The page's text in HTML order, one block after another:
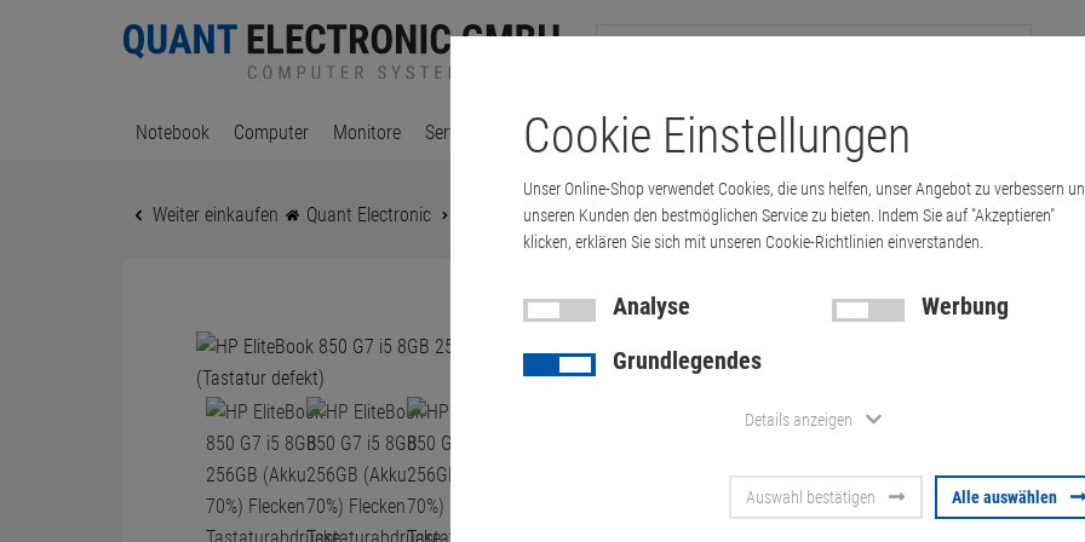
Notebook Computer Monitore Server & Workstation Drucker & Kopierer Kabel Multimedia & HDTV
Weiter einkaufen Quant Electronic HP EliteBook 850 G7 i5 8GB 256GB (Akku 70%) Fleck…
HP
256GB
defekt)
Cookie Einstellungen
Unser Online-Shop verwendet Cookies, die uns helfen, unser Angebot zu verbessern
unseren Kunden den bestmöglichen Service zu bieten. Indem Sie auf "Akzeptieren"
klicken, erklären Sie sich mit unseren Cookie-Richtlinien einverstanden.
Analyse
Werbung
Grundlegendes
Details anzeigen
Auswahl bestätigen Alle auswählen